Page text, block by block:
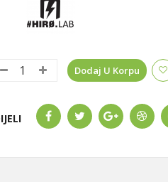
Dodaj U Korpu